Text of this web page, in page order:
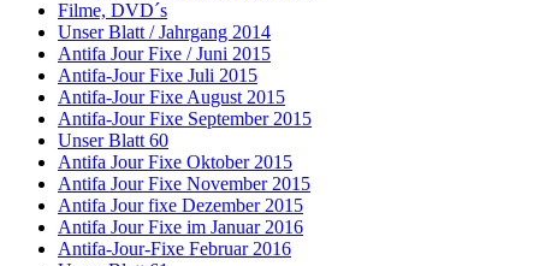
Filme, DVD´s
Unser Blatt / Jahrgang 2014
Antifa Jour Fixe / Juni 2015
Antifa-Jour Fixe Juli 2015
Antifa-Jour Fixe August 2015
Antifa-Jour Fixe September 2015
Unser Blatt 60
Antifa Jour Fixe Oktober 2015
Antifa Jour Fixe November 2015
Antifa Jour fixe Dezember 2015
Antifa Jour Fixe im Januar 2016
Antifa-Jour-Fixe Februar 2016